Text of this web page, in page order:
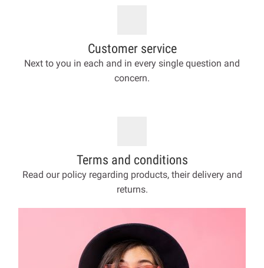
Customer service
Next to you in each and in every single question and
concern.
Terms and conditions
Read our policy regarding products, their delivery and
returns.